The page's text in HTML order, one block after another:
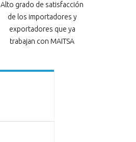
Alto grado de satisfacción
de los importadores y
exportadores que ya
trabajan con MAITSA